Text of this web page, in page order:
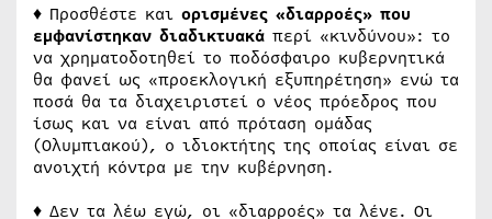
♦ Προσθέστε και ορισμένες «διαρροές» που
εμφανίστηκαν διαδικτυακά περί «κινδύνου»: το
να χρηματοδοτηθεί το ποδόσφαιρο κυβερνητικά
θα φανεί ως «προεκλογική εξυπηρέτηση» ενώ τα
ποσά θα τα διαχειριστεί ο νέος πρόεδρος που
ίσως και να είναι από πρόταση ομάδας
(Ολυμπιακού), ο ιδιοκτήτης της οποίας είναι σε
ανοιχτή κόντρα με την κυβέρνηση.
♦ Δεν τα λέω εγώ, οι «διαρροές» τα λένε. Οι